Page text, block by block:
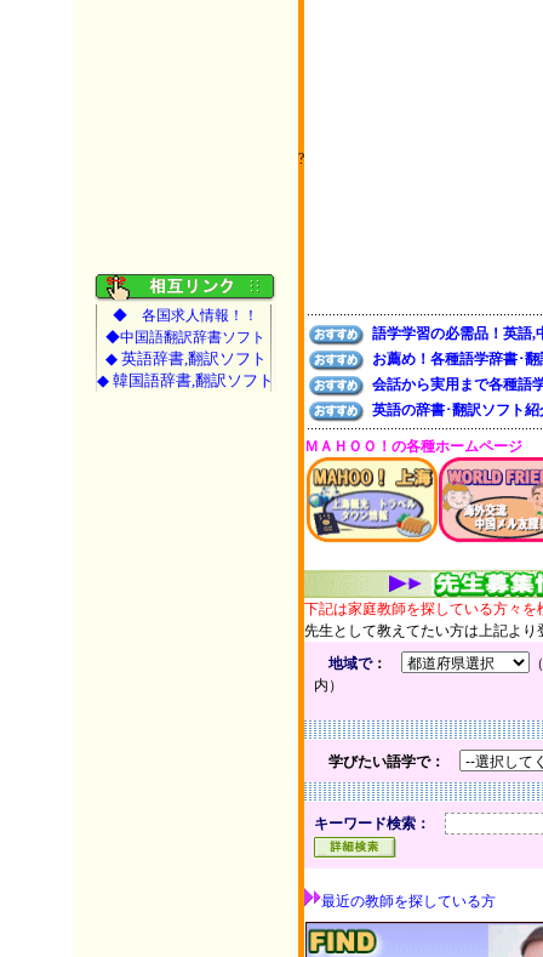
◆ 各国求人情報！！
◆中国語翻訳辞書ソフト
◆ 英語辞書,翻訳ソフト
◆ 韓国語辞書,翻訳ソフト
?
語学学習の必需品！英語,
お薦め！各種語学辞書･
会話から実用まで各種語
英語の辞書･翻訳ソフト紹
ＭＡＨＯＯ！の各種ホームページ
下記は家庭教師を探している方々を
先生として教えてたい方は上記より
地域で：
内）
学びたい語学で：
キーワード検索：
最近の教師を探している方